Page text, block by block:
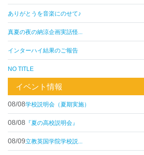
ありがとうを音楽にのせて♪
真夏の夜の納涼企画実話怪...
インターハイ結果のご報告
NO TITLE
イベント情報
08/08学校説明会（夏期実施）
08/08 『夏の高校説明会』
08/09立教英国学院学校説...